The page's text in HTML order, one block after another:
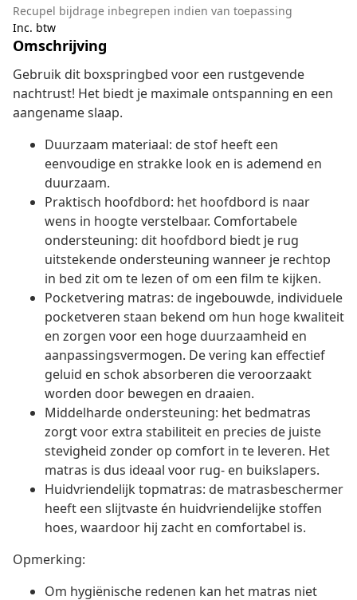
Recupel bijdrage inbegrepen indien van toepassing
Inc. btw
Omschrijving
Gebruik dit boxspringbed voor een rustgevende
nachtrust! Het biedt je maximale ontspanning en een
aangename slaap.
Duurzaam materiaal: de stof heeft een
eenvoudige en strakke look en is ademend en
duurzaam.
Praktisch hoofdbord: het hoofdbord is naar
wens in hoogte verstelbaar. Comfortabele
ondersteuning: dit hoofdbord biedt je rug
uitstekende ondersteuning wanneer je rechtop
in bed zit om te lezen of om een film te kijken.
Pocketvering matras: de ingebouwde, individuele
pocketveren staan bekend om hun hoge kwaliteit
en zorgen voor een hoge duurzaamheid en
aanpassingsvermogen. De vering kan effectief
geluid en schok absorberen die veroorzaakt
worden door bewegen en draaien.
Middelharde ondersteuning: het bedmatras
zorgt voor extra stabiliteit en precies de juiste
stevigheid zonder op comfort in te leveren. Het
matras is dus ideaal voor rug- en buikslapers.
Huidvriendelijk topmatras: de matrasbeschermer
heeft een slijtvaste én huidvriendelijke stoffen
hoes, waardoor hij zacht en comfortabel is.
Opmerking:
Om hygiënische redenen kan het matras niet